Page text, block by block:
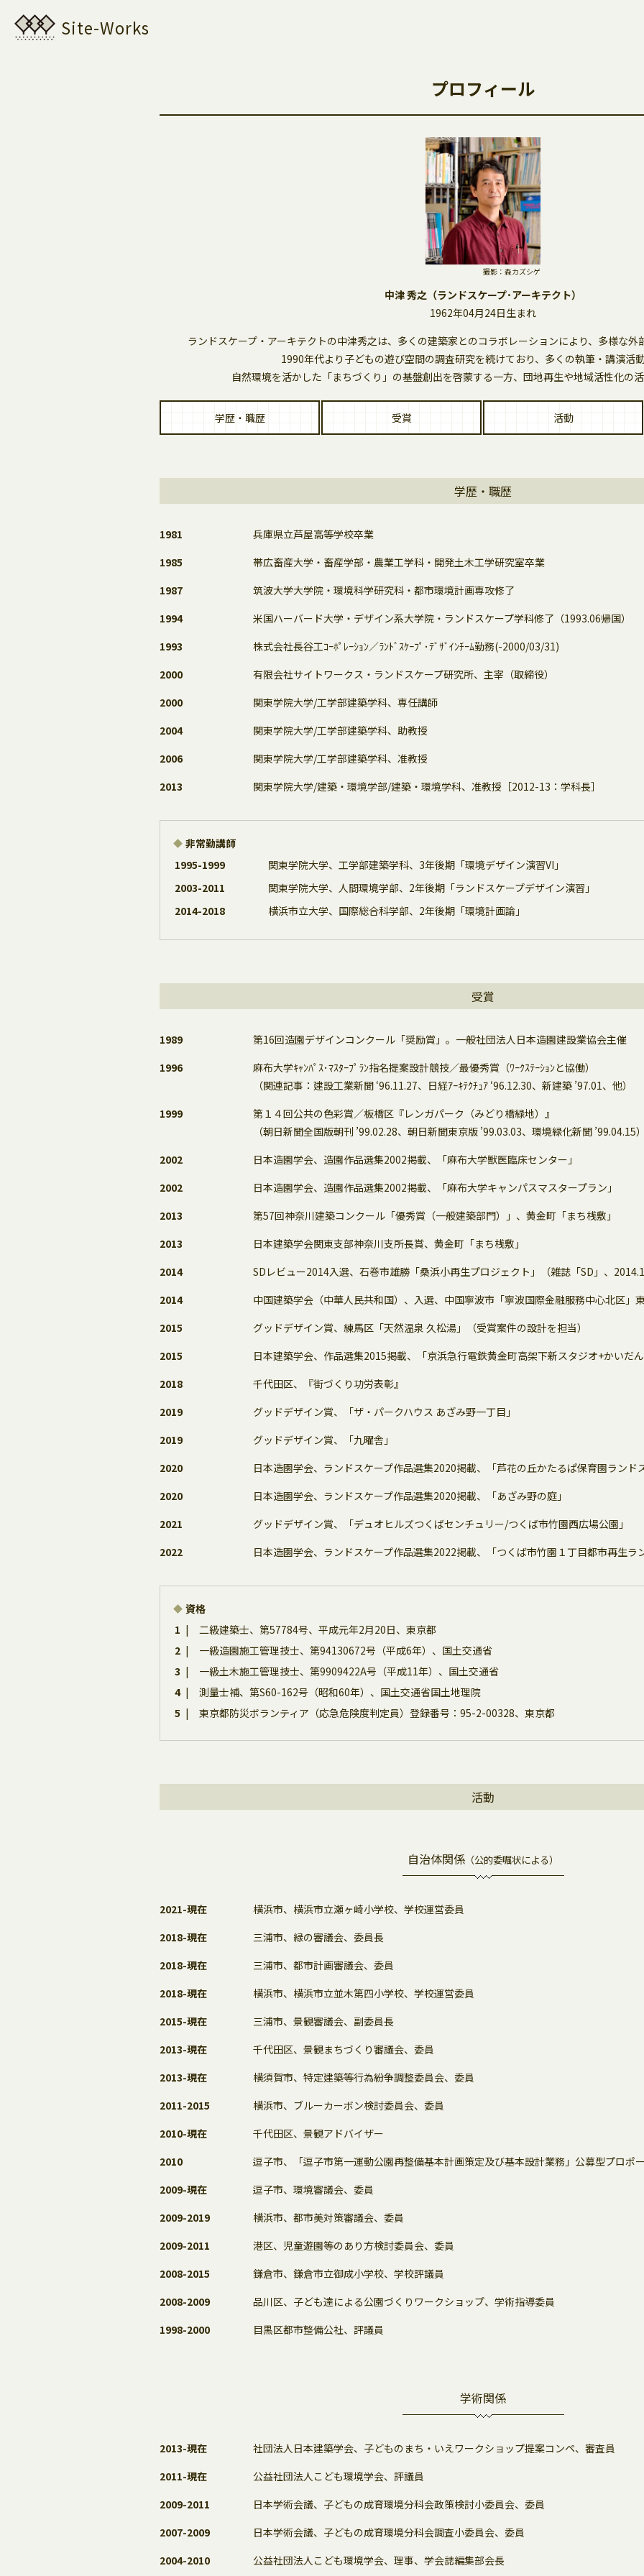
Site-Works
プロフィール
撮影：森カズシゲ
中津 秀之（ランドスケープ･アーキテクト）
1962年04月24日生まれ
ランドスケープ・アーキテクトの中津秀之は、多くの建築家とのコラボレーションにより、多様な
1990年代より子どもの遊び空間の調査研究を続けており、多くの執筆・講演活
自然環境を活かした「まちづくり」の基盤創出を啓蒙する一方、団地再生や地域活性化の
学歴・職歴 受賞 活動
学歴・職歴
1981
兵庫県立芦屋高等学校卒業
1985
帯広畜産大学・畜産学部・農業工学科・開発土木工学研究室卒業
1987
筑波大学大学院・環境科学研究科・都市環境計画専攻修了
1994
米国ハーバード大学・デザイン系大学院・ランドスケープ学科修了（1993.06帰国）
1993
株式会社長谷工ｺｰﾎﾟﾚｰｼｮﾝ／ﾗﾝﾄﾞｽｹｰﾌﾟ･ﾃﾞｻﾞｲﾝﾁｰﾑ勤務(-2000/03/31)
2000
有限会社サイトワークス・ランドスケープ研究所、主宰（取締役）
2000
関東学院大学/工学部建築学科、専任講師
2004
関東学院大学/工学部建築学科、助教授
2006
関東学院大学/工学部建築学科、准教授
2013
関東学院大学/建築・環境学部/建築・環境学科、准教授［2012-13：学科長］
非常勤講師
1995-1999
関東学院大学、工学部建築学科、3年後期「環境デザイン演習VI」
2003-2011
関東学院大学、人間環境学部、2年後期「ランドスケープデザイン演習」
2014-2018
横浜市立大学、国際総合科学部、2年後期「環境計画論」
受賞
1989
第16回造園デザインコンクール「奨励賞」。一般社団法人日本造園建設業協会主催
1996
麻布大学ｷｬﾝﾊﾟｽ･ﾏｽﾀｰﾌﾟﾗﾝ指名提案設計競技／最優秀賞（ﾜｰｸｽﾃｰｼｮﾝと協働）
（関連記事：建設工業新聞 ‘96.11.27、日経ｱｰｷﾃｸﾁｭｱ ‘96.12.30、新建築 ’97.01、他）
1999
第１４回公共の色彩賞／板橋区『レンガパーク（みどり橋緑地）』
（朝日新聞全国版朝刊 ’99.02.28、朝日新聞東京版 ’99.03.03、環境緑化新聞 ’99.04.15
2002
日本造園学会、造園作品選集2002掲載、「麻布大学獣医臨床センター」
2002
日本造園学会、造園作品選集2002掲載、「麻布大学キャンパスマスタープラン」
2013
第57回神奈川建築コンクール「優秀賞（一般建築部門）」、黄金町「まち桟敷」
2013
日本建築学会関東支部神奈川支所長賞、黄金町「まち桟敷」
2014
SDレビュー2014入選、石巻市雄勝「桑浜小再生プロジェクト」（雑誌「SD」、
2014
中国建築学会（中華人民共和国）、入選、中国寧波市「寧波国際金融服務中心北区」
2015
グッドデザイン賞、練馬区「天然温泉 久松湯」（受賞案件の設計を担当）
2015
日本建築学会、作品選集2015掲載、「京浜急行電鉄黄金町高架下新スタジオ+かいだ
2018
千代田区、『街づくり功労表彰』
2019
グッドデザイン賞、「ザ・パークハウス あざみ野一丁目」
2019
グッドデザイン賞、「九曜舎」
2020
日本造園学会、ランドスケープ作品選集2020掲載、「芦花の丘かたるぱ保育園ランド
2020
日本造園学会、ランドスケープ作品選集2020掲載、「あざみ野の庭」
2021
グッドデザイン賞、「デュオヒルズつくばセンチュリー/つくば市竹園西広場公園」
2022
日本造園学会、ランドスケープ作品選集2022掲載、「つくば市竹園１丁目都市再生ラ
資格
1
二級建築士、第57784号、平成元年2月20日、東京都
2
一級造園施工管理技士、第94130672号（平成6年）、国土交通省
3
一級土木施工管理技士、第9909422A号（平成11年）、国土交通省
4
測量士補、第S60-162号（昭和60年）、国土交通省国土地理院
5
東京都防災ボランティア（応急危険度判定員）登録番号：95-2-00328、東京都
活動
自治体関係 （公的委嘱状による）
2021-現在
横浜市、横浜市立瀬ヶ崎小学校、学校運営委員
2018-現在
三浦市、緑の審議会、委員長
2018-現在
三浦市、都市計画審議会、委員
2018-現在
横浜市、横浜市立並木第四小学校、学校運営委員
2015-現在
三浦市、景観審議会、副委員長
2013-現在
千代田区、景観まちづくり審議会、委員
2013-現在
横須賀市、特定建築等行為紛争調整委員会、委員
2011-2015
横浜市、ブルーカーボン検討委員会、委員
2010-現在
千代田区、景観アドバイザー
2010
逗子市、「逗子市第一運動公園再整備基本計画策定及び基本設計業務」公募型プロポ
2009-現在
逗子市、環境審議会、委員
2009-2019
横浜市、都市美対策審議会、委員
2009-2011
港区、児童遊園等のあり方検討委員会、委員
2008-2015
鎌倉市、鎌倉市立御成小学校、学校評議員
2008-2009
品川区、子ども達による公園づくりワークショップ、学術指導委員
1998-2000
目黒区都市整備公社、評議員
学術関係
2013-現在
社団法人日本建築学会、子どものまち・いえワークショップ提案コンペ、審査員
2011-現在
公益社団法人こども環境学会、評議員
2009-2011
日本学術会議、子どもの成育環境分科会政策検討小委員会、委員
2007-2009
日本学術会議、子どもの成育環境分科会調査小委員会、委員
2004-2010
公益社団法人こども環境学会、理事、学会誌編集部会長